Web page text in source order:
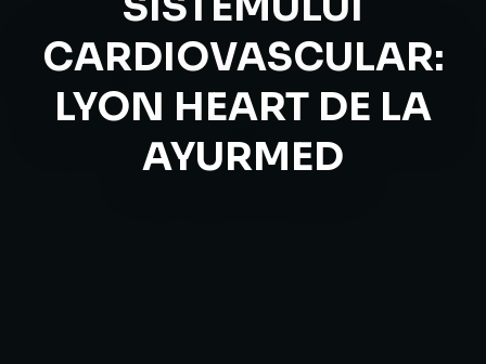
CARDIOVASCULAR:
LYON HEART DE LA
AYURMED